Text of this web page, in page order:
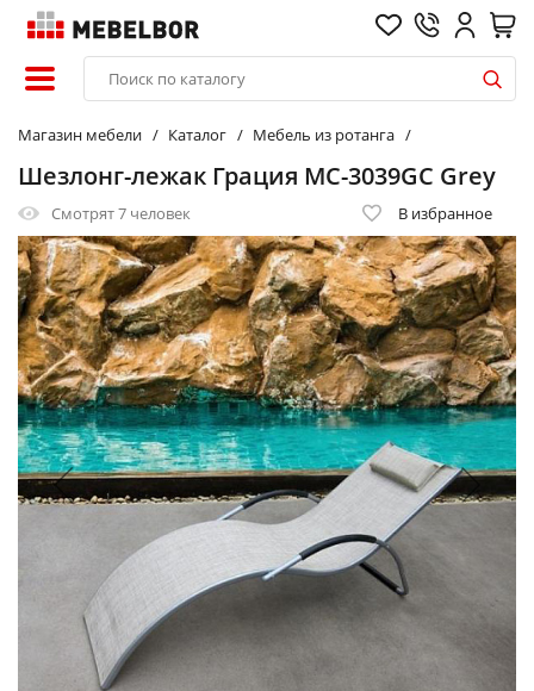
Магазин мебели Каталог Мебель из ротанга
Шезлонг-лежак Грация MC-3039GC Grey
Смотрят7 человек В избранное